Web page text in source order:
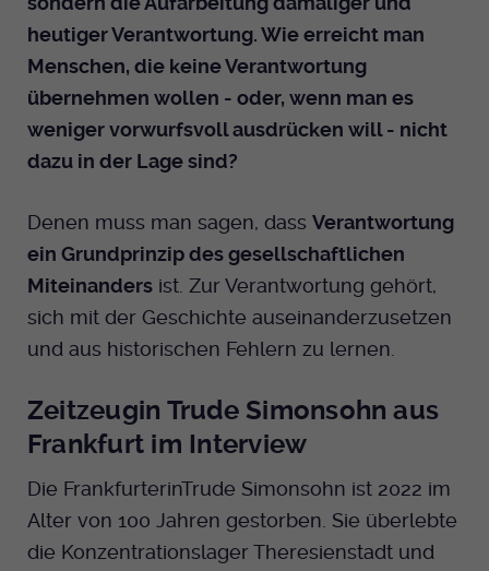
heutiger Verantwortung. Wie erreicht man
Menschen, die keine Verantwortung
übernehmen wollen - oder, wenn man es
weniger vorwurfsvoll ausdrücken will - nicht
dazu in der Lage sind?
Denen muss man sagen, dass Verantwortung
ein Grundprinzip des gesellschaftlichen
Miteinanders ist. Zur Verantwortung gehört,
sich mit der Geschichte auseinanderzusetzen
und aus historischen Fehlern zu lernen.
Zeitzeugin Trude Simonsohn aus
Frankfurt im Interview
Die FrankfurterinTrude Simonsohn ist 2022 im
Alter von 100 Jahren gestorben. Sie überlebte
die Konzentrationslager Theresienstadt und